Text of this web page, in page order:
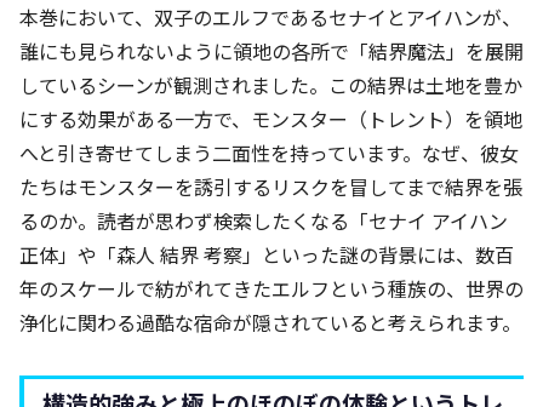
本巻において、双子のエルフであるセナイとアイハンが、
誰にも見られないように領地の各所で「結界魔法」を展開
しているシーンが観測されました。この結界は土地を豊か
にする効果がある一方で、モンスター（トレント）を領地
へと引き寄せてしまう二面性を持っています。なぜ、彼女
たちはモンスターを誘引するリスクを冒してまで結界を張
るのか。読者が思わず検索したくなる「セナイ アイハン
正体」や「森人 結界 考察」といった謎の背景には、数百
年のスケールで紡がれてきたエルフという種族の、世界の
浄化に関わる過酷な宿命が隠されていると考えられます。